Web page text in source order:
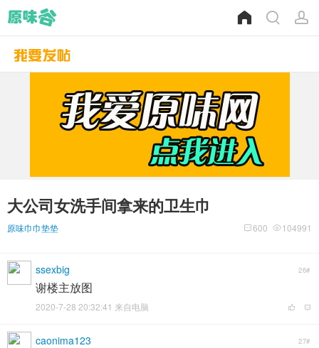
大公司女洗手间拿来的卫生巾
原味巾巾垫垫 104991
600
ssexbig 26#
谢楼主放图
2020-7-28 20:32:41 来自电脑
caonima123 27#